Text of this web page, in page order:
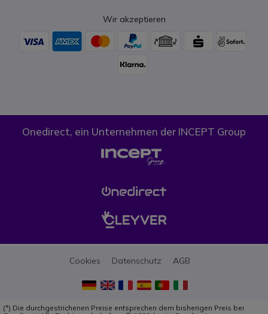
Wir akzeptieren
Onedirect, ein Unternehmen der INCEPT Group
Cookies Datenschutz AGB
(*) Die durchgestrichenen Preise entsprechen dem bisherigen Preis bei